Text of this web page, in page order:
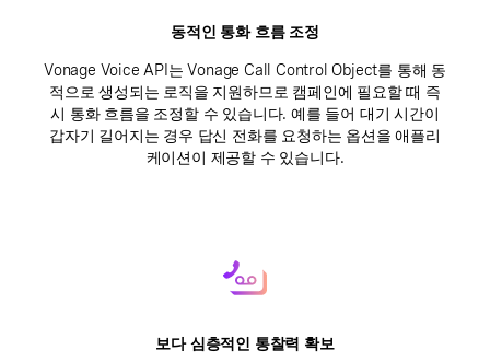
동적인 통화 흐름 조정
Vonage Voice API는 Vonage Call Control Object를 통해 동
적으로 생성되는 로직을 지원하므로 캠페인에 필요할 때 즉
시 통화 흐름을 조정할 수 있습니다. 예를 들어 대기 시간이
갑자기 길어지는 경우 답신 전화를 요청하는 옵션을 애플리
케이션이 제공할 수 있습니다.
보다 심층적인 통찰력 확보